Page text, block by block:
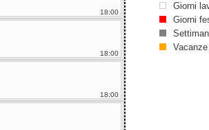
18:00
18:00
18:00
Giorni
Giorni
Vacanze